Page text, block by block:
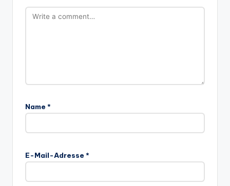
Name *
E-Mail-Adresse *